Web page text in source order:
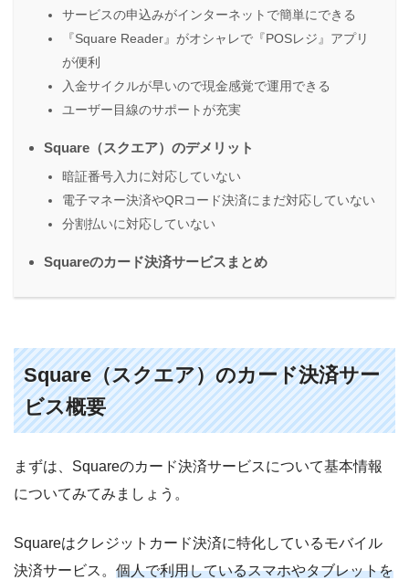
サービスの申込みがインターネットで簡単にできる
『Square Reader』がオシャレで『POSレジ』アプリ
が便利
入金サイクルが早いので現金感覚で運用できる
ユーザー目線のサポートが充実
Square（スクエア）のデメリット
暗証番号入力に対応していない
電子マネー決済やQRコード決済にまだ対応していない
分割払いに対応していない
Squareのカード決済サービスまとめ
Square（スクエア）のカード決済サー
ビス概要
まずは、Squareのカード決済サービスについて基本情報
についてみてみましょう。
Squareはクレジットカード決済に特化しているモバイル
決済サービス。 個人で利用しているスマホやタブレットを